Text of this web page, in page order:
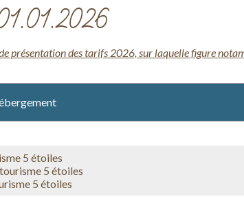
présentation des tarifs 2026, sur laquelle figure
5 étoiles
5 étoiles
5 étoiles